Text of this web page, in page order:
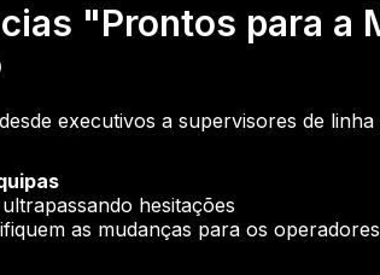
"Prontos para a
executivos a supervisores de
hesitações
as mudanças para os operadores